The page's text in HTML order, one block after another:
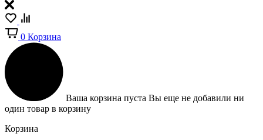
0 Корзина
Ваша корзина пуста Вы еще не добавили ни
один товар в корзину
Корзина